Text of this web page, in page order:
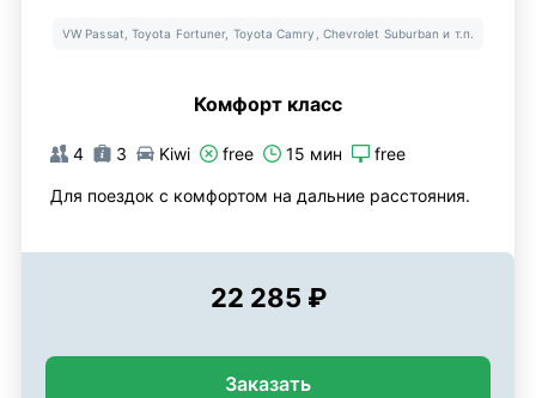
VW Passat, Toyota Fortuner, Toyota Camry, Chevrolet Suburban и т.п.
Комфорт класс
4 3 Kiwi free 15 мин free
Для поездок с комфортом на дальние расстояния.
22 285 ₽
Заказать